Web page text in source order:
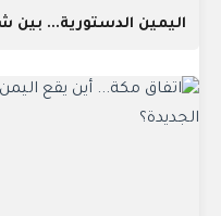
اليمين الدستورية... بين